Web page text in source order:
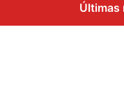
Últimas